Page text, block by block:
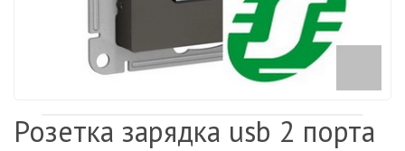
Розетка зарядка usb 2 порта